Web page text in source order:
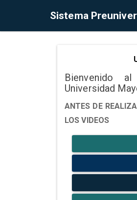
Sistema
Bienvenido
Universidad
ANTES DE
LOS VIDEOS